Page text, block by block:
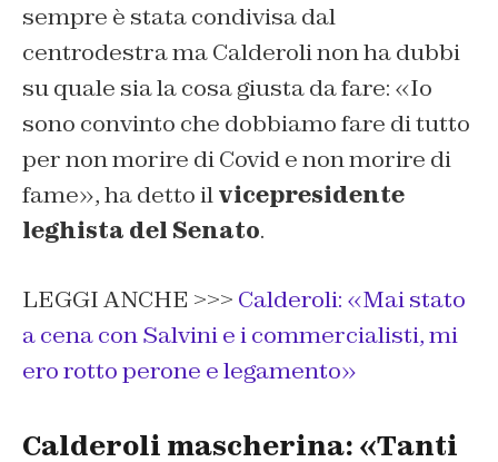
sempre è stata condivisa dal
centrodestra ma Calderoli non ha dubbi
su quale sia la cosa giusta da fare: «Io
sono convinto che dobbiamo fare di tutto
per non morire di Covid e non morire di
fame», ha detto ilvicepresidente
leghista del Senato.
LEGGI ANCHE >>> Calderoli: «Mai stato
a cena con Salvini e i commercialisti, mi
ero rotto perone e legamento»
Calderoli mascherina: «Tanti